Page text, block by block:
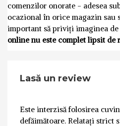
comenzilor onorate - adesea
ocazional în orice magazin sau
important să priviți imaginea de
online nu este complet lipsit de
Lasă un review
Este interzisă folosirea
defăimătoare. Relatați strict